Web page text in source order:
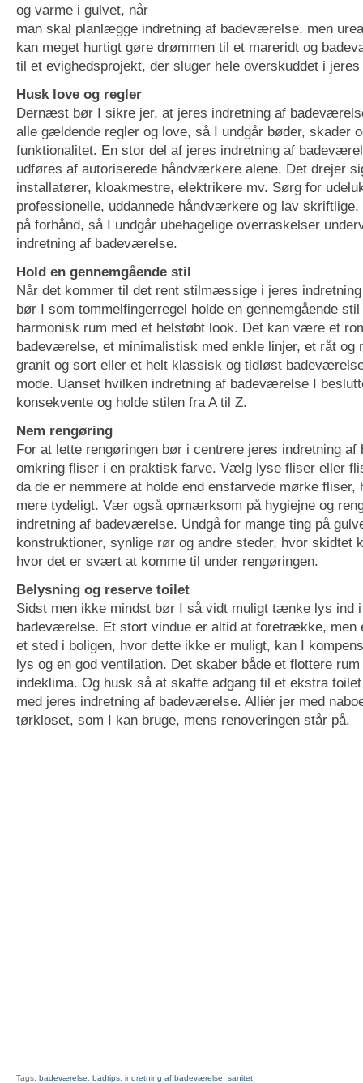
og varme i gulvet, når
man skal planlægge indretning af badeværelse, men
kan meget hurtigt gøre drømmen til et mareridt og
til et evighedsprojekt, der sluger hele overskuddet i
Husk love og regler
Dernæst bør I sikre jer, at jeres indretning af
alle gældende regler og love, så I undgår bøder, skader
funktionalitet. En stor del af jeres indretning af
udføres af autoriserede håndværkere alene. Det drejer
installatører, kloakmestre, elektrikere mv. Sørg for
professionelle, uddannede håndværkere og lav skriftlige,
på forhånd, så I undgår ubehagelige overraskelser
indretning af badeværelse.
Hold en gennemgående stil
Når det kommer til det rent stilmæssige i jeres
bør I som tommelfingerregel holde en gennemgående
harmonisk rum med et helstøbt look. Det kan være et
badeværelse, et minimalistisk med enkle linjer, et råt og
granit og sort eller et helt klassisk og tidløst
mode. Uanset hvilken indretning af badeværelse I
konsekvente og holde stilen fra A til Z.
Nem rengøring
For at lette rengøringen bør i centrere jeres indretning
omkring fliser i en praktisk farve. Vælg lyse fliser eller
da de er nemmere at holde end ensfarvede mørke
mere tydeligt. Vær også opmærksom på hygiejne og
indretning af badeværelse. Undgå for mange ting på
konstruktioner, synlige rør og andre steder, hvor skidtet
hvor det er svært at komme til under rengøringen.
Belysning og reserve toilet
Sidst men ikke mindst bør I så vidt muligt tænke lys ind
badeværelse. Et stort vindue er altid at foretrække, men
et sted i boligen, hvor dette ikke er muligt, kan I
lys og en god ventilation. Det skaber både et flottere
indeklima. Og husk så at skaffe adgang til et ekstra
med jeres indretning af badeværelse. Alliér jer med
tørkloset, som I kan bruge, mens renoveringen står på.
Tags: badeværelse badtips, indretning af badeværelse sanitet